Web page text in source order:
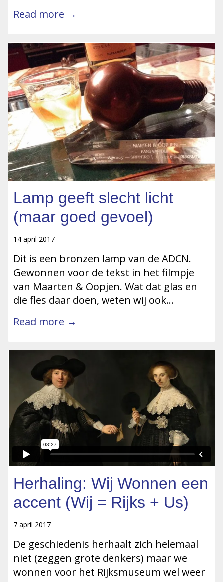
Read more →
Lamp geeft slecht licht
(maar goed gevoel)
14 april 2017
Dit is een bronzen lamp van de ADCN.
Gewonnen voor de tekst in het filmpje
van Maarten & Oopjen. Wat dat glas en
die fles daar doen, weten wij ook…
Read more →
Herhaling: Wij Wonnen een
accent (Wij = Rijks + Us)
7 april 2017
De geschiedenis herhaalt zich helemaal
niet (zeggen grote denkers) maar we
wonnen voor het Rijksmuseum wel weer